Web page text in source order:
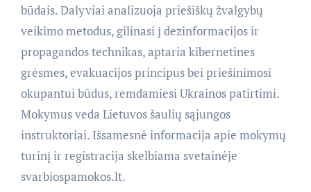
būdais. Dalyviai analizuoja priešiškų žvalgybų
veikimo metodus, gilinasi į dezinformacijos ir
propagandos technikas, aptaria kibernetines
grėsmes, evakuacijos principus bei priešinimosi
okupantui būdus, remdamiesi Ukrainos patirtimi.
Mokymus veda Lietuvos šaulių sąjungos
instruktoriai. Išsamesnė informacija apie mokymų
turinį ir registracija skelbiama svetainėje
svarbiospamokos.lt.